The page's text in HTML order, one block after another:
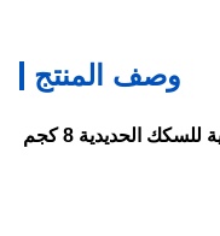
وصف المنتج
مواصفات ألواح الأسماك القياسية الدولية للسكك الحديدية 8 كجم